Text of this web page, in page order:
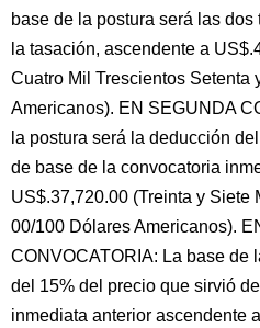
base de la postura será las
la tasación, ascendente a
Cuatro Mil Trescientos Setenta
Americanos). EN SEGUNDA
la postura será la deducción
de base de la convocatoria
US$.37,720.00 (Treinta y Siete
00/100 Dólares Americanos).
CONVOCATORIA: La base de
del 15% del precio que sirvió
inmediata anterior ascendente